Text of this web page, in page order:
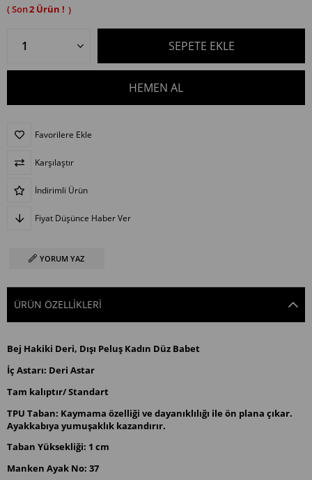
2
Favorilere Ekle
Karşılaştır
İndirimli Ürün
Fiyat Düşünce Haber Ver
YORUM YAZ
ÜRÜN ÖZELLIKLERI
Bej Hakiki Deri, Dışı Peluş Kadın Düz Babet
İç Astarı: Deri Astar
Tam kalıptır/ Standart
TPU Taban: Kaymama özelliği ve dayanıklılığı ile ön plana çıkar.
Ayakkabıya yumuşaklık kazandırır.
Taban Yüksekliği: 1 cm
Manken Ayak No: 37